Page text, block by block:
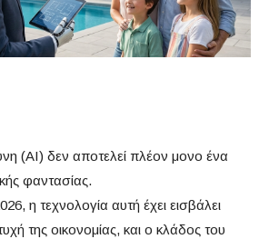
(AI) δεν αποτελεί πλέον μονο ένα
φαντασίας.
η τεχνολογία αυτή έχει εισβάλει
της οικονομίας, και ο κλάδος του